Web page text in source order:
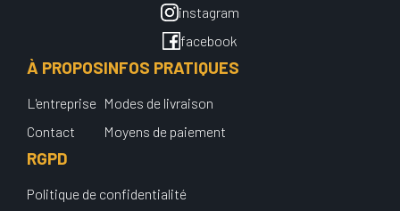
instagram
facebook
À PROPOS
L'entreprise
Contact
INFOS PRATIQUES
Modes de livraison
Moyens de paiement
RGPD
Politique de confidentialité